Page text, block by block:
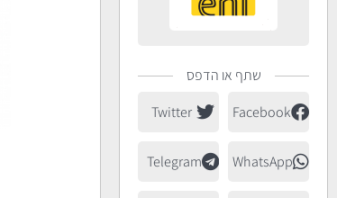
שתף או הדפס
Facebook
Twitter
WhatsApp
Telegram